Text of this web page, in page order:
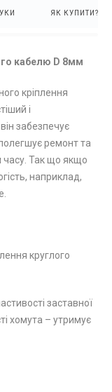
ЯК КУПИТИ?
кабелю D 8мм
кріплення
і
забезпечує
ремонт та
часу. Так що якщо
наприклад,
круглого
заставної
хомута – утримує